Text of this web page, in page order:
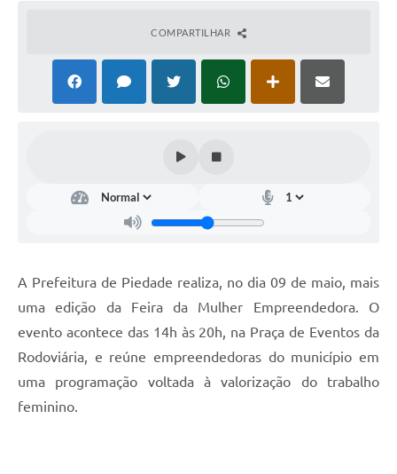
COMPARTILHAR
A Prefeitura de Piedade realiza, no dia 09 de maio, mais
uma edição da Feira da Mulher Empreendedora. O
evento acontece das 14h às 20h, na Praça de Eventos da
Rodoviária, e reúne empreendedoras do município em
uma programação voltada à valorização do trabalho
feminino.